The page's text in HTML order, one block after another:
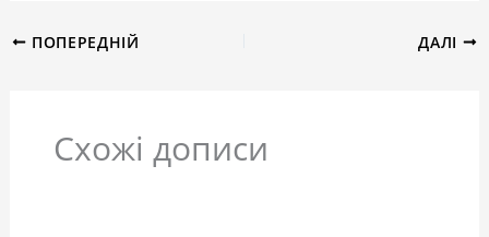
ПОПЕРЕДНІЙ ДАЛІ
Схожі дописи